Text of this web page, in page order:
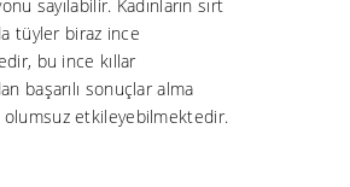
sayılabilir. Kadınların sırt
tüyler biraz ince
bu ince kıllar
başarılı sonuçlar alma
etkileyebilmektedir.